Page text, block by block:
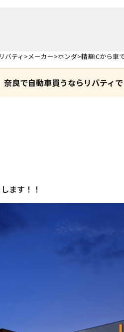
バティ メーカー ホンダ 精華ICから車
良で自動車買うならリバティで
ます！！